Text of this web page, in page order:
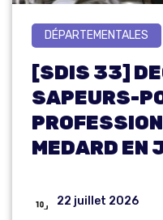
DÉPARTEMENTALES
[SDIS 33]
SAPEURS-
MEDARD EN
22 juillet 2026